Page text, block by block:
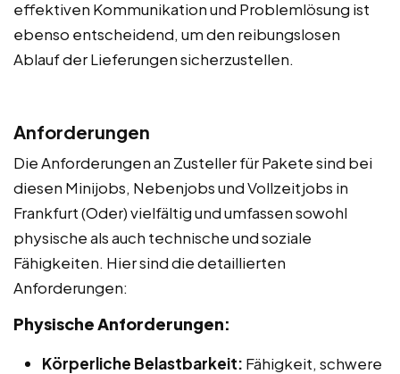
effektiven Kommunikation und Problemlösung ist
ebenso entscheidend, um den reibungslosen
Ablauf der Lieferungen sicherzustellen.
Anforderungen
Die Anforderungen an Zusteller für Pakete sind bei
diesen Minijobs, Nebenjobs und Vollzeitjobs in
Frankfurt (Oder) vielfältig und umfassen sowohl
physische als auch technische und soziale
Fähigkeiten. Hier sind die detaillierten
Anforderungen:
Physische Anforderungen:
Körperliche Belastbarkeit: Fähigkeit, schwere